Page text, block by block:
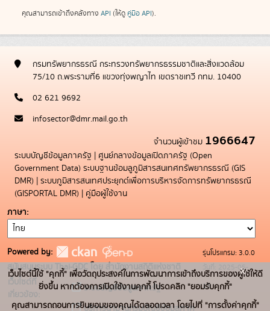
คุณสามารถเข้าถึงคลังทาง API (ให้ดู คู่มือ API).
กรมทรัพยากรธรณี กระทรวงทรัพยากรธรรมชาติและสิ่งแวดล้อม
75/10 ถ.พระรามที่6 แขวงทุ่งพญาไท เขตราชเทวี กทม. 10400
02 621 9692
infosector@dmr.mail.go.th
จำนวนผู้เข้าชม 1966647
ระบบบัญชีข้อมูลภาครัฐ | ศูนย์กลางข้อมูลเปิดภาครัฐ (Open
Government Data) ระบบฐานข้อมลูภูมิสารสนเทศทรัพยากรธรณี (GIS
DMR) | ระบบภูมิสารสนเทศประยุกต์เพื่อการบริหารจัดการทรัพยากรธรณี
(GISPORTAL DMR) | คู่มือผู้ใช้งาน
ภาษา
Powered by:
สนับสนุนระบบ Thai-GDC โดย สำนักงานสถิติแห่งชาติ
เว็บไซต์ที่
เกี่ยวข้อง:
ระบบบัญชีข้อมูลภาครัฐ
บริการนามานุกรมบัญชีข้อมูลภาค
รุ่นโปรแกรม: 3.0.0
วันที่: 2025-05-
19
เว็บไซต์นี้ใช้ "คุกกี้" เพื่อวัตถุประสงค์ในการพัฒนาการเข้าถึงบริการของผู้ใช้ให้ดี
ยิ่งขึ้น หากต้องการเปิดใช้งานคุกกี้ โปรดคลิก "ยอมรับคุกกี้"
คุณสามารถถอนการยินยอมของคุณได้ตลอดเวลา โดยไปที่ "การตั้งค่าคุกกี้"
x